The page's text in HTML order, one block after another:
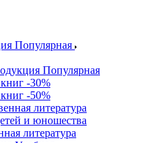
Популярная
Популярная
-30%
-50%
литература
и юношества
литература